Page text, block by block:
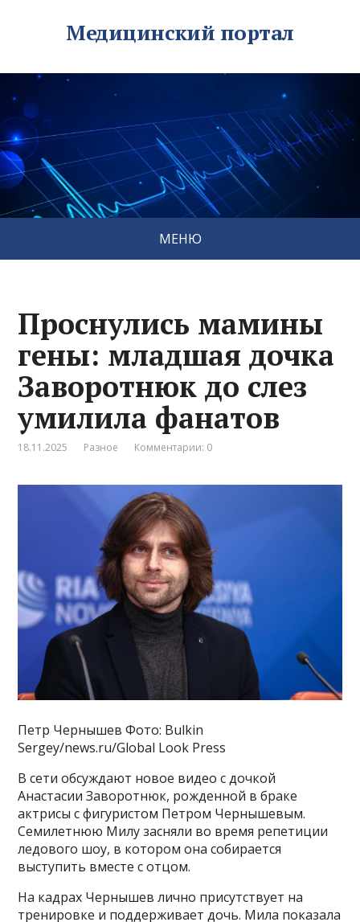
Медицинский портал
МЕНЮ
Проснулись мамины
гены: младшая дочка
Заворотнюк до слез
умилила фанатов
18.11.2025 Разное Комментарии: 0
Петр Чернышев Фото: Bulkin
Sergey/news.ru/Global Look Press
В сети обсуждают новое видео с дочкой
Анастасии Заворотнюк, рожденной в браке
актрисы с фигуристом Петром Чернышевым.
Семилетнюю Милу засняли во время репетиции
ледового шоу, в котором она собирается
выступить вместе с отцом.
На кадрах Чернышев лично присутствует на
тренировке и поддерживает дочь. Мила показала